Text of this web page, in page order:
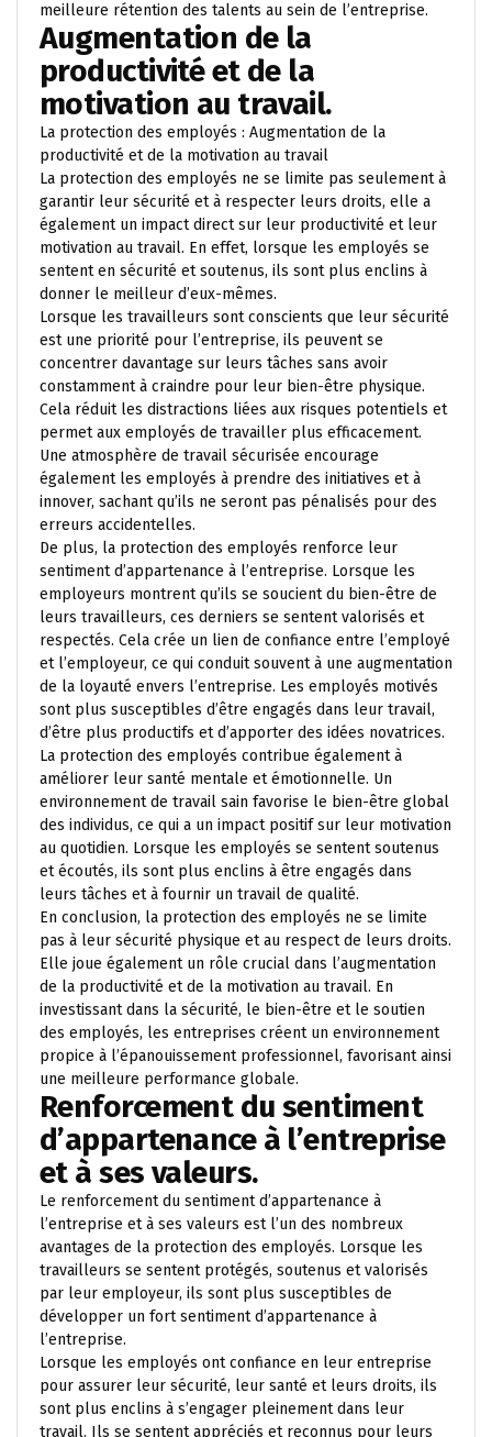
meilleure rétention des talents au sein de l’entreprise.
Augmentation de la
productivité et de la
motivation au travail.
La protection des employés : Augmentation de la
productivité et de la motivation au travail
La protection des employés ne se limite pas seulement à
garantir leur sécurité et à respecter leurs droits, elle a
également un impact direct sur leur productivité et leur
motivation au travail. En effet, lorsque les employés se
sentent en sécurité et soutenus, ils sont plus enclins à
donner le meilleur d’eux-mêmes.
Lorsque les travailleurs sont conscients que leur sécurité
est une priorité pour l’entreprise, ils peuvent se
concentrer davantage sur leurs tâches sans avoir
constamment à craindre pour leur bien-être physique.
Cela réduit les distractions liées aux risques potentiels et
permet aux employés de travailler plus efficacement.
Une atmosphère de travail sécurisée encourage
également les employés à prendre des initiatives et à
innover, sachant qu’ils ne seront pas pénalisés pour des
erreurs accidentelles.
De plus, la protection des employés renforce leur
sentiment d’appartenance à l’entreprise. Lorsque les
employeurs montrent qu’ils se soucient du bien-être de
leurs travailleurs, ces derniers se sentent valorisés et
respectés. Cela crée un lien de confiance entre l’employé
et l’employeur, ce qui conduit souvent à une augmentation
de la loyauté envers l’entreprise. Les employés motivés
sont plus susceptibles d’être engagés dans leur travail,
d’être plus productifs et d’apporter des idées novatrices.
La protection des employés contribue également à
améliorer leur santé mentale et émotionnelle. Un
environnement de travail sain favorise le bien-être global
des individus, ce qui a un impact positif sur leur motivation
au quotidien. Lorsque les employés se sentent soutenus
et écoutés, ils sont plus enclins à être engagés dans
leurs tâches et à fournir un travail de qualité.
En conclusion, la protection des employés ne se limite
pas à leur sécurité physique et au respect de leurs droits.
Elle joue également un rôle crucial dans l’augmentation
de la productivité et de la motivation au travail. En
investissant dans la sécurité, le bien-être et le soutien
des employés, les entreprises créent un environnement
propice à l’épanouissement professionnel, favorisant ainsi
une meilleure performance globale.
Renforcement du sentiment
d’appartenance à l’entreprise
et à ses valeurs.
Le renforcement du sentiment d’appartenance à
l’entreprise et à ses valeurs est l’un des nombreux
avantages de la protection des employés. Lorsque les
travailleurs se sentent protégés, soutenus et valorisés
par leur employeur, ils sont plus susceptibles de
développer un fort sentiment d’appartenance à
l’entreprise.
Lorsque les employés ont confiance en leur entreprise
pour assurer leur sécurité, leur santé et leurs droits, ils
sont plus enclins à s’engager pleinement dans leur
travail. Ils se sentent appréciés et reconnus pour leurs